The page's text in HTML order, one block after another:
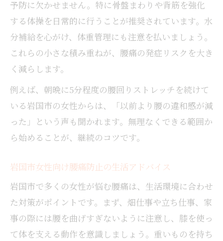
予防に欠かせません。特に骨盤まわりや背筋を強化
する体操を日常的に行うことが推奨されています。水
分補給を心がけ、体重管理にも注意を払いましょう。
これらの小さな積み重ねが、腰痛の発症リスクを大き
く減らします。
例えば、朝晩に5分程度の腰回りストレッチを続けて
いる岩国市の女性からは、「以前より腰の違和感が減
った」という声も聞かれます。無理なくできる範囲か
ら始めることが、継続のコツです。
岩国市女性向け腰痛防止の生活アドバイス
岩国市で多くの女性が悩む腰痛は、生活環境に合わせ
た対策がポイントです。まず、畑仕事や立ち仕事、家
事の際には腰を曲げすぎないように注意し、膝を使っ
て体を支える動作を意識しましょう。重いものを持ち